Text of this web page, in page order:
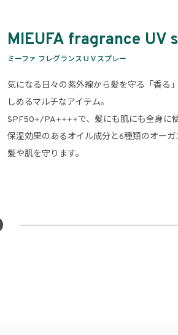
MIEUFA fragrance UV
ミーファ フレグランスＵＶスプレー
気になる日々の紫外線から髪を守る「香る
しめるマルチなアイテム。
SPF50+/PA++++で、髪にも肌にも全身に
保湿効果のあるオイル成分と6種類のオー
髪や肌を守ります。